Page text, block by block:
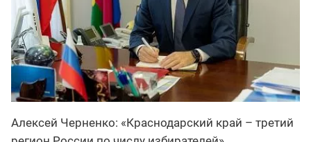
Алексей Черненко: «Краснодарский край – третий